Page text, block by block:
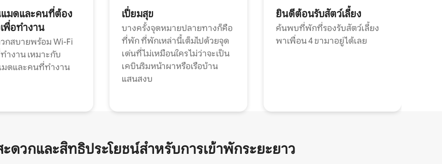
แมดและคนที่ต้อง
พื่อทำงาน
กสบายพร้อม Wi-Fi
ำงาน เหมาะกับ
มดและคนที่ทำงาน
เปี่ยมสุข
บางครั้งจุดหมายปลายทางก็คือ
ที่พัก ที่พักเหล่านี้เต็มไปด้วยจุด
เด่นที่ไม่เหมือนใคร ไม่ว่าจะเป็น
เคบินริมหน้าผาหรือเรือบ้าน
แสนสงบ
ยินดีต้อนรับสัตว์เลี้ยง
ค้นพบที่พักที่รองรับสัตว์เลี้ยง
พาเพื่อน 4 ขามาอยู่ได้เลย
ดวกและสิทธิประโยชน์สำหรับการเข้าพักระยะยาว